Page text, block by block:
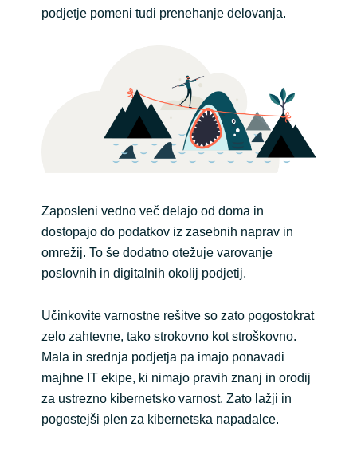
Middle East
Norway
Oman
Poland
Portugal
Romania
Serbia
Slovenia
podjetje pomeni tudi prenehanje delovanja.
Zaposleni vedno več delajo od doma in
dostopajo do podatkov iz zasebnih naprav in
omrežij. To še dodatno otežuje varovanje
poslovnih in digitalnih okolij podjetij.
Učinkovite varnostne rešitve so zato pogostokrat
zelo zahtevne, tako strokovno kot stroškovno.
Mala in srednja podjetja pa imajo ponavadi
majhne IT ekipe, ki nimajo pravih znanj in orodij
za ustrezno kibernetsko varnost. Zato lažji in
pogostejši plen za kibernetska napadalce.